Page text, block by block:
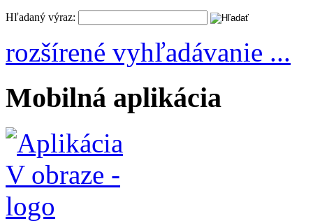
Hľadaný výraz:
rozšírené vyhľadávanie ...
Mobilná aplikácia